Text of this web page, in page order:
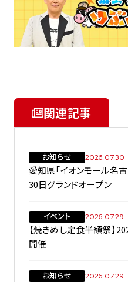
関連記事
お知らせ 2026.07.30
愛知県「イオンモール名
30日グランドオープン
イベント 2026.07.29
【焼きめし定食半額祭】
開催
お知らせ 2026.07.29